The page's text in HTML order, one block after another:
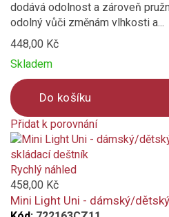
dodává odolnost a zároveň
odolný vůči změnám vlhkosti a...
448,00 Kč
Skladem
Do košíku
Přidat k porovnání
Product
is
added
to
compare
Rychlý náhled
458,00 Kč
Mini Light Uni - dámský/